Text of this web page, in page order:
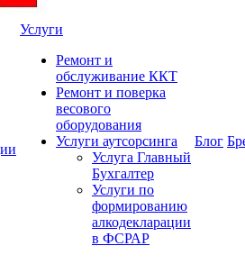
Услуги
Ремонт и
обслуживание ККТ
Ремонт и поверка
весового
оборудования
Услуги аутсорсинга
Услуга Главный
Бухгалтер
Услуги по
формированию
алкодекларации
в ФСРАР
Блог